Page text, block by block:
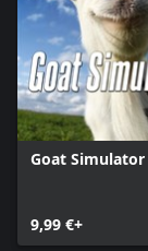
Goat Simulator
9,99 €+